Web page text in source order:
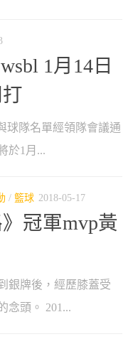
1月14日
球隊名單經領隊會議通
於1月...
/ 籃球 2018-05-17
冠軍mvp黃
銀牌後，經歷膝蓋受
念頭。 201...